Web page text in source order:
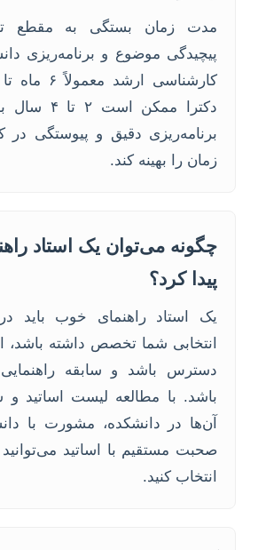
مدت زمان بستگی به مقطع
پیچیدگی موضوع و برنامه‌ریزی
دکترا ممکن
برنامه‌ریزی دقیق و پیوستگی در
زمان را بهینه کند.
چگونه می‌توان یک استاد
پیدا کرد؟
یک استاد راهنمای خوب باید
انتخابی شما تخصص داشته باشد،
دسترس باشد و سابقه
باشد. با مطالعه لیست اساتید
آن‌ها در دانشکده، مشورت با
صحبت مستقیم با اساتید می‌توانید
انتخاب کنید.